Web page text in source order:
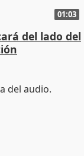
01:03
del lado del